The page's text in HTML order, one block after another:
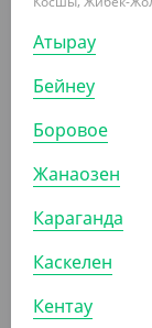
УП (50)
АРТ. 3700503
-20%
4 104
Атырау
Бейнеу
Боровое
Жанаозен
Караганда
Каскелен
Кентау